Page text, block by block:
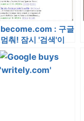
become.com : 구글
멈춰! 잠시 '검색'이
있겠다